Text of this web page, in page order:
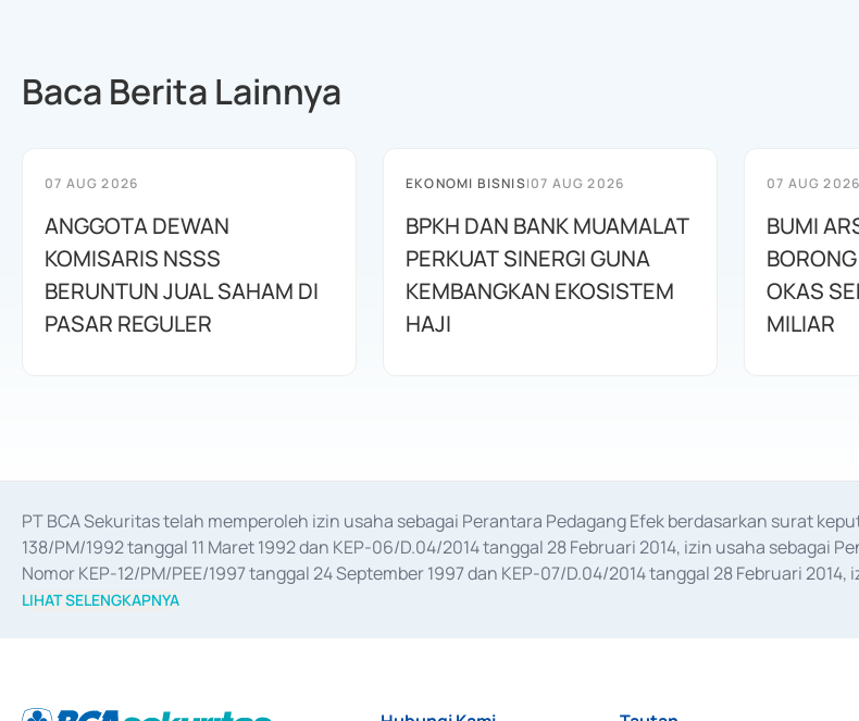
Baca Berita Lainnya
07 AUG 2026
ANGGOTA DEWAN
KOMISARIS NSSS
BERUNTUN JUAL SAHAM DI
PASAR REGULER
EKONOMI BISNIS|07 AUG 2026
BPKH DAN BANK MUAMALAT
PERKUAT SINERGI GUNA
KEMBANGKAN EKOSISTEM
HAJI
07 AUG 2026
BUMI
OKAS
MILIAR
PT BCA Sekuritas telah memperoleh izin usaha sebagai Perantara Pedagang Efek berdasarkan surat
138/PM/1992 tanggal 11 Maret 1992 dan KEP-06/D.04/2014 tanggal 28 Februari 2014, izin usaha sebagai
Nomor KEP-12/PM/PEE/1997 tanggal 24 September 1997 dan KEP-07/D.04/2014 tanggal 28 Februari
merger, akuisisi, divestasi, dan
LIHAT SELENGKAPNYA